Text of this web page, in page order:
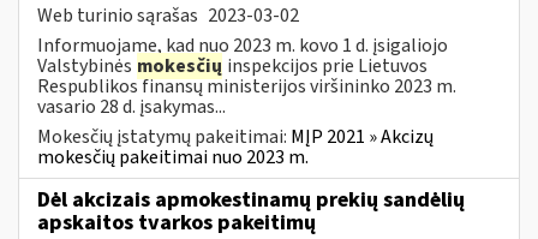
Web turinio sąrašas 2023-03-02
Informuojame, kad nuo 2023 m. kovo 1 d. įsigaliojo
Valstybinės mokesčių inspekcijos prie Lietuvos
Respublikos finansų ministerijos viršininko 2023 m.
vasario 28 d. įsakymas...
Mokesčių įstatymų pakeitimai: MĮP 2021 » Akcizų
mokesčių pakeitimai nuo 2023 m.
Dėl akcizais apmokestinamų prekių sandėlių
apskaitos tvarkos pakeitimų